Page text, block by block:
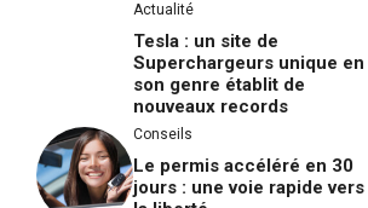
Actualité
Tesla : un site de
Superchargeurs unique en
son genre établit de
nouveaux records
Conseils
Le permis accéléré en 30
jours : une voie rapide vers